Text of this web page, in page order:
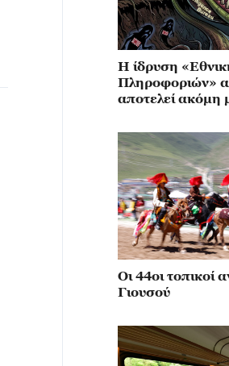
Η ίδρυση
Πληροφοριών»
αποτελεί ακόμη
μιλιταρισμού
Οι 44οι τοπικοί
Γιουσού